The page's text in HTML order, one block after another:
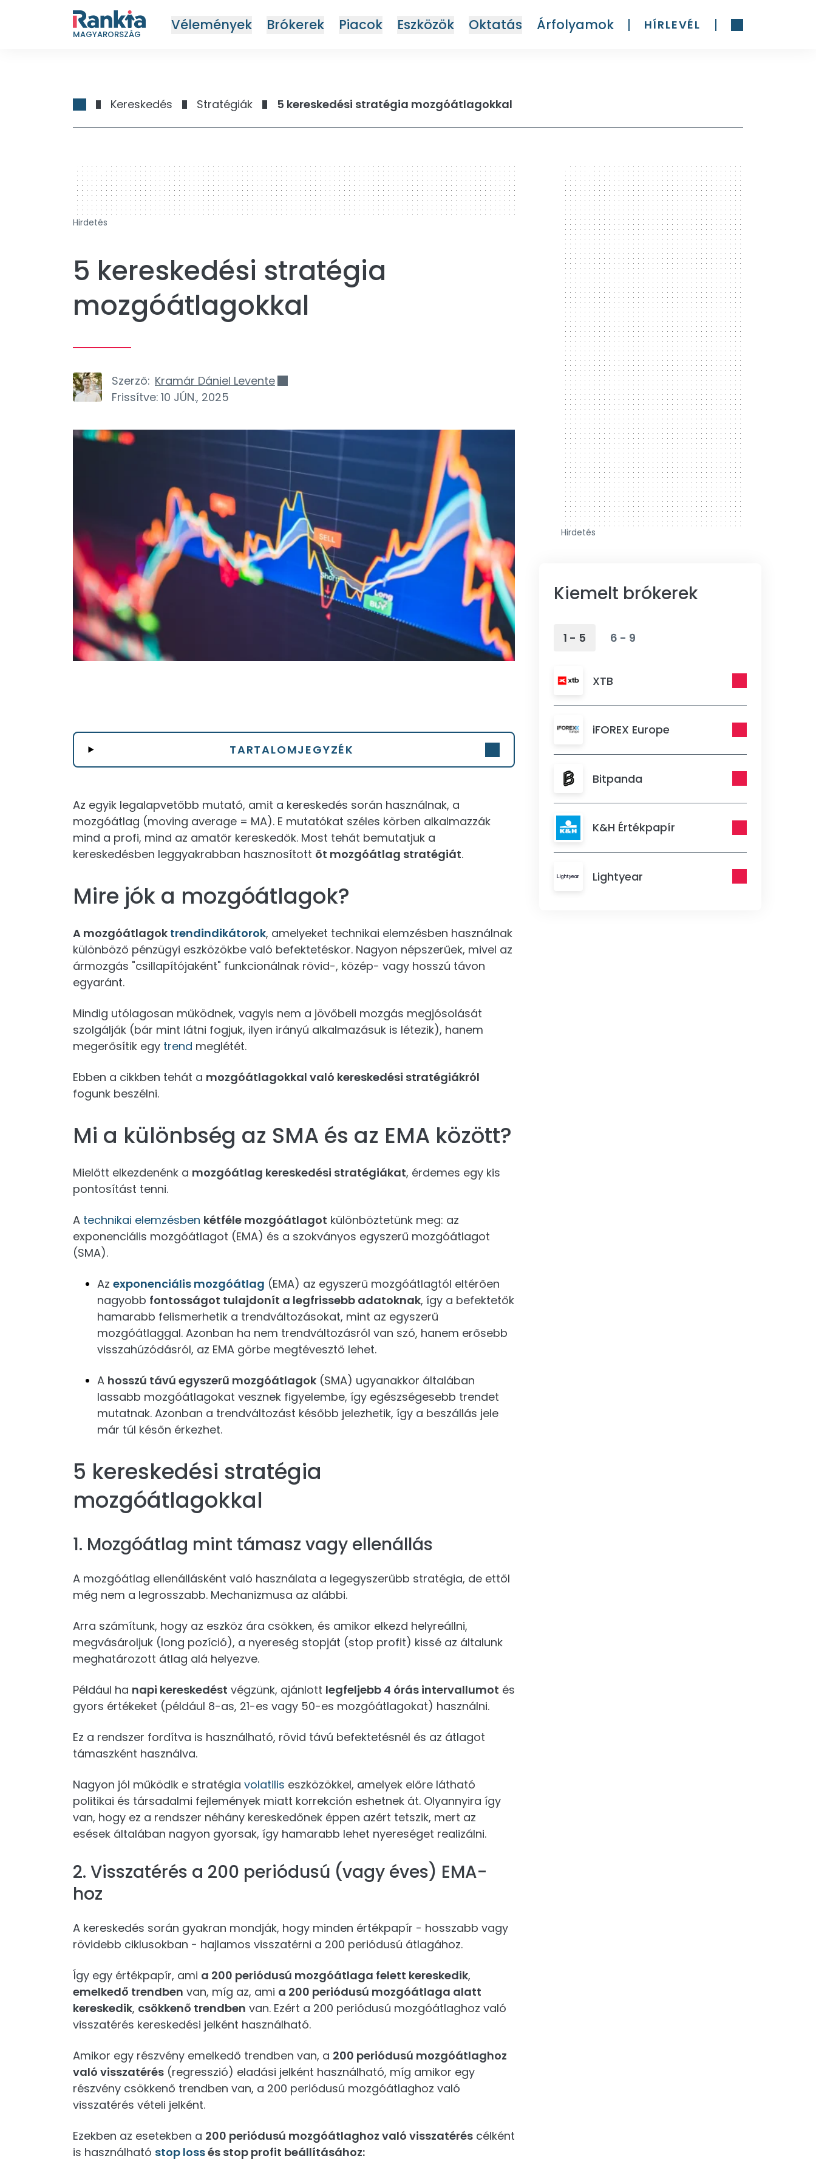
MAGYARORSZÁG
Vélemények Brókerek Piacok Eszközök Oktatás Árfolyamok HÍRLEVÉL
Kereskedés Stratégiák 5 kereskedési stratégia mozgóátlagokkal
728 x 90
Hirdetés
5 kereskedési stratégia
mozgóátlagokkal
Szerző: Kramár Dániel Levente
Frissítve: 10 JÚN., 2025
TARTALOMJEGYZÉK
Az egyik legalapvetőbb mutató, amit a kereskedés során használnak, a
mozgóátlag (moving average = MA). E mutatókat széles körben alkalmazzák
mind a profi, mind az amatőr kereskedők. Most tehát bemutatjuk a
kereskedésben leggyakrabban hasznosított öt mozgóátlag stratégiát.
Mire jók a mozgóátlagok?
A mozgóátlagok trendindikátorok, amelyeket technikai elemzésben használnak
különböző pénzügyi eszközökbe való befektetéskor. Nagyon népszerűek, mivel az
ármozgás "csillapítójaként" funkcionálnak rövid-, közép- vagy hosszú távon
egyaránt.
Mindig utólagosan működnek, vagyis nem a jövőbeli mozgás megjósolását
szolgálják (bár mint látni fogjuk, ilyen irányú alkalmazásuk is létezik), hanem
megerősítik egy trend meglétét.
Ebben a cikkben tehát a mozgóátlagokkal való kereskedési stratégiákról
fogunk beszélni.
Mi a különbség az SMA és az EMA között?
Mielőtt elkezdenénk a mozgóátlag kereskedési stratégiákat, érdemes egy kis
pontosítást tenni.
A technikai elemzésben kétféle mozgóátlagot különböztetünk meg: az
exponenciális mozgóátlagot (EMA) és a szokványos egyszerű mozgóátlagot
(SMA).
Az exponenciális mozgóátlag (EMA) az egyszerű mozgóátlagtól eltérően
nagyobb fontosságot tulajdonít a legfrissebb adatoknak, így a befektetők
hamarabb felismerhetik a trendváltozásokat, mint az egyszerű
mozgóátlaggal. Azonban ha nem trendváltozásról van szó, hanem erősebb
visszahúzódásról, az EMA görbe megtévesztő lehet.
A hosszú távú egyszerű mozgóátlagok (SMA) ugyanakkor általában
lassabb mozgóátlagokat vesznek figyelembe, így egészségesebb trendet
mutatnak. Azonban a trendváltozást később jelezhetik, így a beszállás jele
már túl későn érkezhet.
5 kereskedési stratégia
mozgóátlagokkal
1. Mozgóátlag mint támasz vagy ellenállás
A mozgóátlag ellenállásként való használata a legegyszerűbb stratégia, de ettől
még nem a legrosszabb. Mechanizmusa az alábbi.
Arra számítunk, hogy az eszköz ára csökken, és amikor elkezd helyreállni,
megvásároljuk (long pozíció), a nyereség stopját (stop profit) kissé az általunk
meghatározott átlag alá helyezve.
Például ha napi kereskedést végzünk, ajánlott legfeljebb 4 órás intervallumot és
gyors értékeket (például 8-as, 21-es vagy 50-es mozgóátlagokat) használni.
Ez a rendszer fordítva is használható, rövid távú befektetésnél és az átlagot
támaszként használva.
Nagyon jól működik e stratégia volatilis eszközökkel, amelyek előre látható
politikai és társadalmi fejlemények miatt korrekción eshetnek át. Olyannyira így
van, hogy ez a rendszer néhány kereskedőnek éppen azért tetszik, mert az
esések általában nagyon gyorsak, így hamarabb lehet nyereséget realizálni.
2. Visszatérés a 200 periódusú (vagy éves) EMA-
hoz
A kereskedés során gyakran mondják, hogy minden értékpapír - hosszabb vagy
rövidebb ciklusokban - hajlamos visszatérni a 200 periódusú átlagához.
Így egy értékpapír, ami a 200 periódusú mozgóátlaga felett kereskedik,
emelkedő trendben van, míg az, ami a 200 periódusú mozgóátlaga alatt
kereskedik, csökkenő trendben van. Ezért a 200 periódusú mozgóátlaghoz való
visszatérés kereskedési jelként használható.
Amikor egy részvény emelkedő trendben van, a 200 periódusú mozgóátlaghoz
való visszatérés (regresszió) eladási jelként használható, míg amikor egy
részvény csökkenő trendben van, a 200 periódusú mozgóátlaghoz való
visszatérés vételi jelként.
Ezekben az esetekben a 200 periódusú mozgóátlaghoz való visszatérés célként
is használható stop lossés stop profit beállításához:
300 x 600
Hirdetés
Kiemelt brókerek
1 - 5 6 - 9
XTB
iFOREX Europe
Bitpanda
K&H Értékpapír
Lightyear